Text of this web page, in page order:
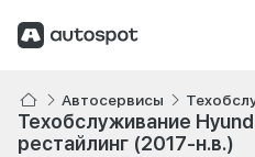
Автосервисы
Техобслуживание
рестайлинг (2017-н.в.)